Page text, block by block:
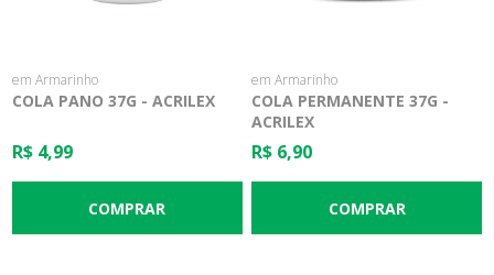
em Armarinho
COLA PANO 37G - ACRILEX
R$ 4,99
em Armarinho
COLA PERMANENTE 37G -
ACRILEX
R$ 6,90